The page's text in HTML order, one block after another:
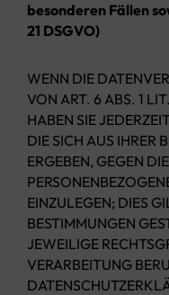
besonderen Fällen
21 DSGVO)
WENN DIE
VON ART. 6 ABS. 1
HABEN SIE
DIE SICH AUS IHRER
ERGEBEN, GEGEN
EINZULEGEN; DIES
BESTIMMUNGEN
JEWEILIGE
VERARBEITUNG